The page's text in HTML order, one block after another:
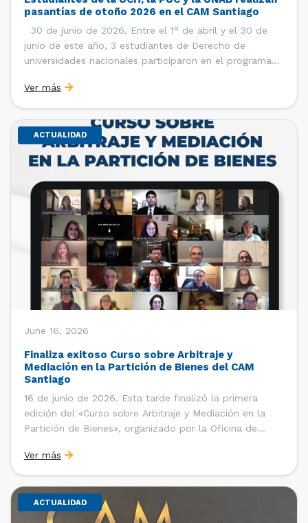
pasantías de otoño 2026 en el CAM Santiago
30 de junio de 2026. Entre el 1° de abril y el 30 de
junio de este año, 3 estudiantes de Derecho de
universidades nacionales participaron en el programa
de la Cámara de Comercio de Santiago (CCS). Así, se
realizaron […]
Ver más
ACTUALIDAD
June 16, 2026
Finaliza exitoso Curso sobre Arbitraje y
Mediación en la Partición de Bienes del CAM
Santiago
16 de junio de 2026. Esta tarde finalizó la primera
edición del «Curso sobre Arbitraje y Mediación en la
Partición de Bienes», organizado por la Oficina de
Arbitraje y Mediación (CAM) de la Cámara de Comercio
de Santiago (CCS). El curso contó con […]
Ver más
ACTUALIDAD